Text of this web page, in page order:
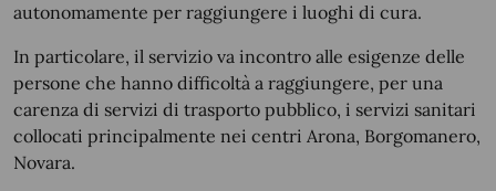
autonomamente per raggiungere i luoghi di cura.
In particolare, il servizio va incontro alle esigenze delle
persone che hanno difficoltà a raggiungere, per una
carenza di servizi di trasporto pubblico, i servizi sanitari
collocati principalmente nei centri Arona, Borgomanero,
Novara.